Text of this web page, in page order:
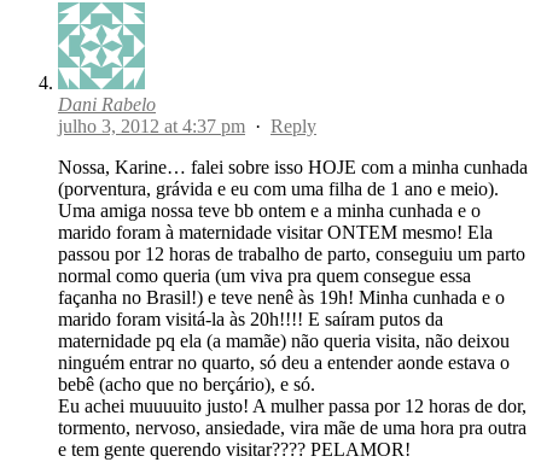
Dani Rabelo
julho 3, 2012 at 4:37 pm · Reply
Nossa, Karine… falei sobre isso HOJE com a minha cunhada
(porventura, grávida e eu com uma filha de 1 ano e meio).
Uma amiga nossa teve bb ontem e a minha cunhada e o
marido foram à maternidade visitar ONTEM mesmo! Ela
passou por 12 horas de trabalho de parto, conseguiu um parto
normal como queria (um viva pra quem consegue essa
façanha no Brasil!) e teve nenê às 19h! Minha cunhada e o
marido foram visitá-la às 20h!!!! E saíram putos da
maternidade pq ela (a mamãe) não queria visita, não deixou
ninguém entrar no quarto, só deu a entender aonde estava o
bebê (acho que no berçário), e só.
Eu achei muuuuito justo! A mulher passa por 12 horas de dor,
tormento, nervoso, ansiedade, vira mãe de uma hora pra outra
e tem gente querendo visitar???? PELAMOR!